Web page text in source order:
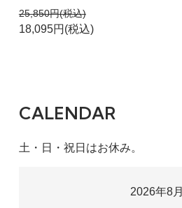
25,850円(税込)
18,095円(税込)
CALENDAR
土・日・祝日はお休み。
2026年8月